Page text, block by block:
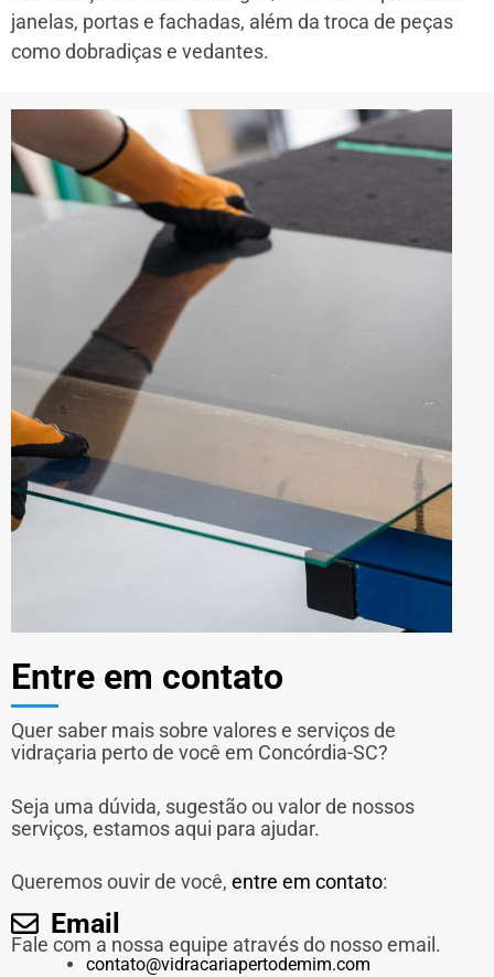
janelas, portas e fachadas, além da troca de peças
como dobradiças e vedantes.
Entre em contato
Quer saber mais sobre valores e serviços de
vidraçaria perto de você em Concórdia-SC?
Seja uma dúvida, sugestão ou valor de nossos
serviços, estamos aqui para ajudar.
Queremos ouvir de você, entre em contato:
Email
Fale com a nossa equipe através do nosso email.
contato@vidracariapertodemim.com